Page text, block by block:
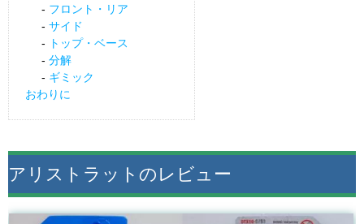
フロント・リア
サイド
トップ・ベース
分解
ギミック
おわりに
アリストラットのレビュー